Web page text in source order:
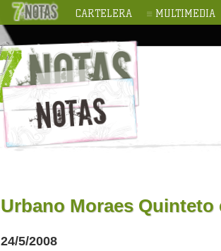
CARTELERA MULTIMEDIA
Urbano Moraes Quinteto
24/5/2008